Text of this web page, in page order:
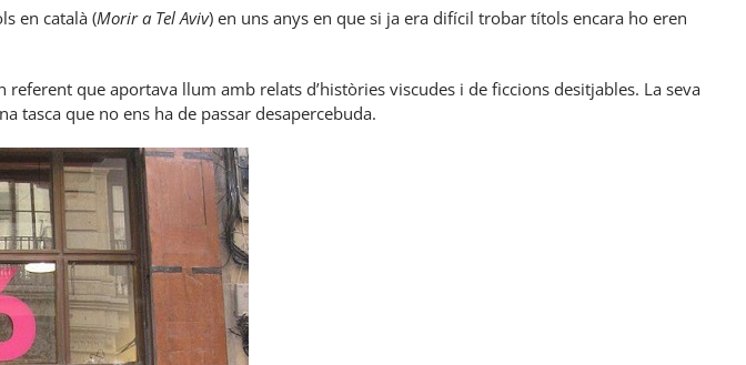
en català (Morir a Tel Aviv) en uns anys en que si ja era difícil trobar títols encara ho eren
que aportava llum amb relats d’històries viscudes i de ficcions desitjables. La seva
tasca que no ens ha de passar desapercebuda.